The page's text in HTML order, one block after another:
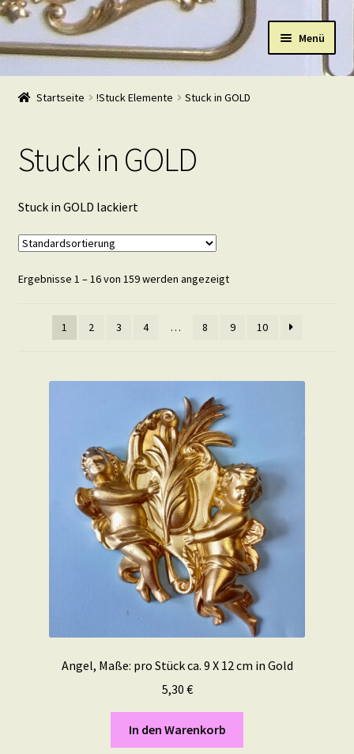
Navigation
Zum
Inhalt
Menü
Start
Warenkorb
Mein Konto
Kasse
Beispiele
Kontakt
Startseite !Stuck Elemente Stuck in GOLD
Stuck in GOLD
Stuck in GOLD lackiert
Ergebnisse 1 – 16 von 159 werden angezeigt
1 2 3 4 … 8 9 10
Angel, Maße: pro Stück ca. 9 X 12 cm in Gold
5,30 €
In den Warenkorb